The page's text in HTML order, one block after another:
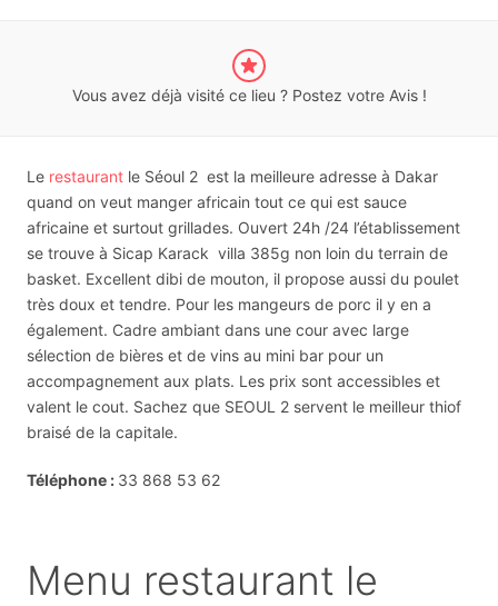
Vous avez déjà visité ce lieu ? Postez votre Avis !
Le restaurant le Séoul 2 est la meilleure adresse à Dakar
quand on veut manger africain tout ce qui est sauce
africaine et surtout grillades. Ouvert 24h /24 l’établissement
se trouve à Sicap Karack villa 385g non loin du terrain de
basket. Excellent dibi de mouton, il propose aussi du poulet
très doux et tendre. Pour les mangeurs de porc il y en a
également. Cadre ambiant dans une cour avec large
sélection de bières et de vins au mini bar pour un
accompagnement aux plats. Les prix sont accessibles et
valent le cout. Sachez que SEOUL 2 servent le meilleur thiof
braisé de la capitale.
Téléphone : 33 868 53 62
Menu restaurant le